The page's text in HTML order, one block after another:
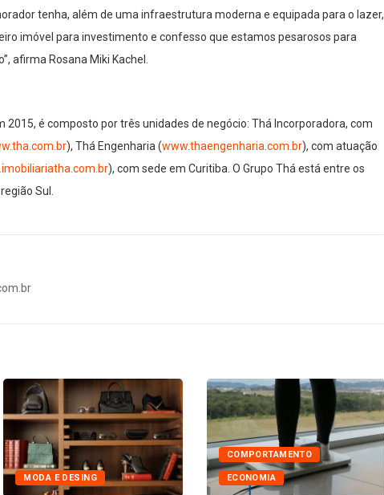
tenha, além de uma infraestrutura moderna e equipada para o lazer,
imóvel para investimento e confesso que estamos pesarosos para
afirma Rosana Miki Kachel.
2015, é composto por três unidades de negócio: Thá Incorporadora, com
), Thá Engenharia (www.thaengenharia.com.br), com atuação
), com sede em Curitiba. O Grupo Thá está entre os
Sul.
MODA E DESING
COMPORTAMENTO
ECONOMIA